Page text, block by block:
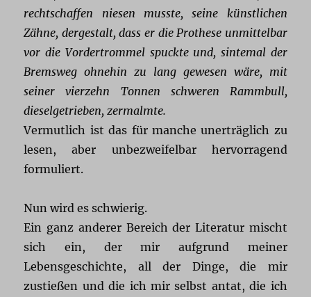
rechtschaffen niesen musste, seine künstlichen
Zähne, dergestalt, dass er die Prothese unmittelbar
vor die Vordertrommel spuckte und, sintemal der
Bremsweg ohnehin zu lang gewesen wäre, mit
seiner vierzehn Tonnen schweren Rammbull,
dieselgetrieben, zermalmte.
Vermutlich ist das für manche unerträglich zu
lesen, aber unbezweifelbar hervorragend
formuliert.
Nun wird es schwierig.
Ein ganz anderer Bereich der Literatur mischt
sich ein, der mir aufgrund meiner
Lebensgeschichte, all der Dinge, die mir
zustießen und die ich mir selbst antat, die ich